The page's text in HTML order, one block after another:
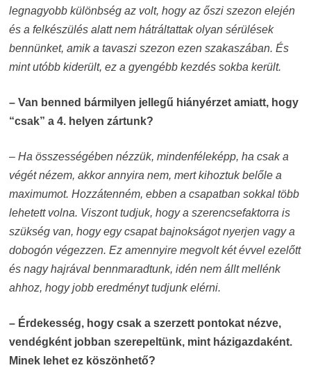
legnagyobb különbség az volt, hogy az őszi szezon elején
és a felkészülés alatt nem hátráltattak olyan sérülések
bennünket, amik a tavaszi szezon ezen szakaszában. És
mint utóbb kiderült, ez a gyengébb kezdés sokba került.
– Van benned bármilyen jellegű hiányérzet amiatt, hogy
“csak” a 4. helyen zártunk?
– Ha összességében nézzük, mindenféleképp, ha csak a
végét nézem, akkor annyira nem, mert kihoztuk belőle a
maximumot. Hozzátenném, ebben a csapatban sokkal több
lehetett volna. Viszont tudjuk, hogy a szerencsefaktorra is
szükség van, hogy egy csapat bajnokságot nyerjen vagy a
dobogón végezzen. Ez amennyire megvolt két évvel ezelőtt
és nagy hajrával bennmaradtunk, idén nem állt mellénk
ahhoz, hogy jobb eredményt tudjunk elérni.
– Érdekesség, hogy csak a szerzett pontokat nézve,
vendégként jobban szerepeltünk, mint házigazdaként.
Minek lehet ez köszönhető?